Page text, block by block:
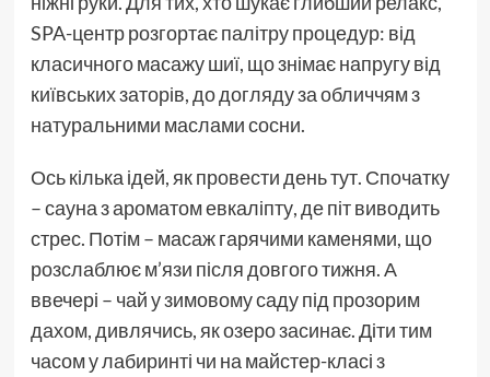
SPA-центр розгортає палітру процедур: від
класичного масажу шиї, що знімає напругу від
київських заторів, до догляду за обличчям з
натуральними маслами сосни.
Ось кілька ідей, як провести день тут. Спочатку
– сауна з ароматом евкаліпту, де піт виводить
стрес. Потім – масаж гарячими каменями, що
розслаблює м’язи після довгого тижня. А
ввечері – чай у зимовому саду під прозорим
дахом, дивлячись, як озеро засинає. Діти тим
часом у лабиринті чи на майстер-класі з